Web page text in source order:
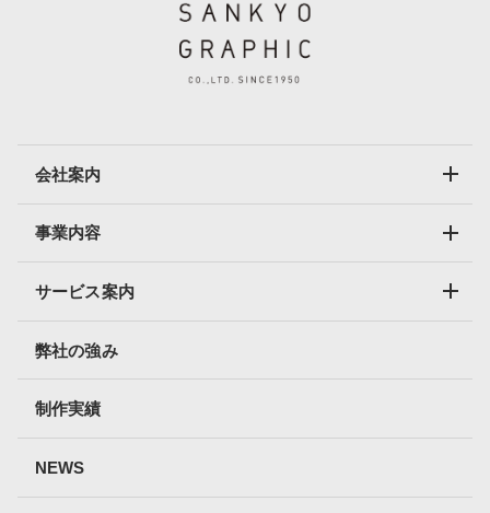
会社案内
事業内容
サービス案内
弊社の強み
制作実績
NEWS